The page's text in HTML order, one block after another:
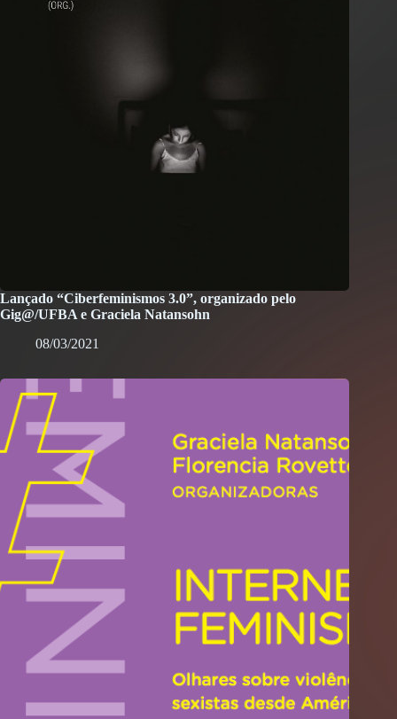
Lançado “Ciberfeminismos 3.0”, organizado pelo
Gig@/UFBA e Graciela Natansohn
08/03/2021